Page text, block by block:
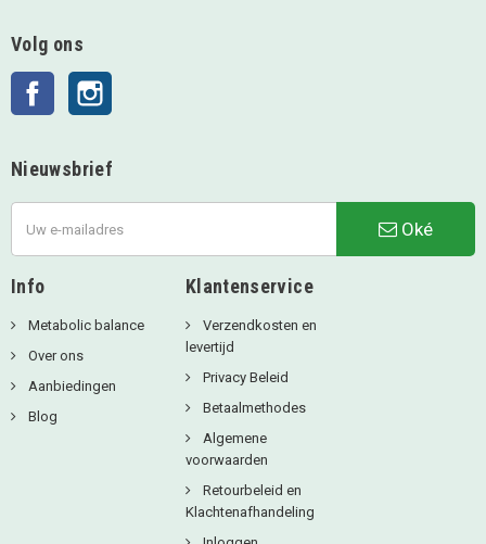
Volg ons
Facebook
Nieuwsbrief
Oké
Info
Metabolic balance
Over ons
Aanbiedingen
Blog
Klantenservice
Verzendkosten en
levertijd
Privacy Beleid
Betaalmethodes
Algemene
voorwaarden
Retourbeleid en
Klachtenafhandeling